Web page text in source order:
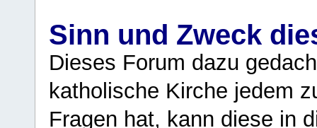
Sinn und Zweck
Dieses Forum dazu
katholische Kirche jedem
Fragen hat, kann diese in